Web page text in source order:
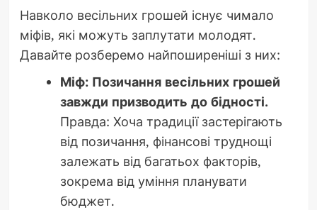
Навколо весільних грошей існує чимало
міфів, які можуть заплутати молодят.
Давайте розберемо найпоширеніші з них:
Міф: Позичання весільних грошей
завжди призводить до бідності.
Правда: Хоча традиції застерігають
від позичання, фінансові труднощі
залежать від багатьох факторів,
зокрема від уміння планувати
бюджет.